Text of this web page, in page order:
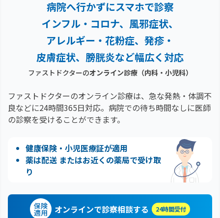
病院へ行かずにスマホで診察
インフル・コロナ、風邪症状、
アレルギー・花粉症、 発疹・
皮膚症状、膀胱炎など幅広く対応
ファストドクターのオンライン診療（内科・小児科）
ファストドクターのオンライン診療は、急な発熱・体調不
良などに24時間365日対応。 病院での待ち時間なしに医師
の診察を受けることができます。
健康保険・小児医療証が適用
薬は配送 またはお近くの薬局で受け取
り
保険
適用 オンラインで診察相談する 24時間受付